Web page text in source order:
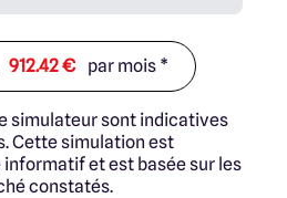
912.42 € par mois *
simulateur sont indicatives
Cette simulation est
et est basée sur les
constatés.